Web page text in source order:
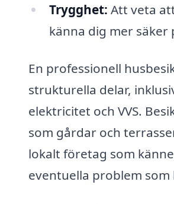
Trygghet: Att veta
känna dig mer säker
En professionell
strukturella delar,
elektricitet och VVS.
som gårdar och
lokalt företag som
eventuella problem